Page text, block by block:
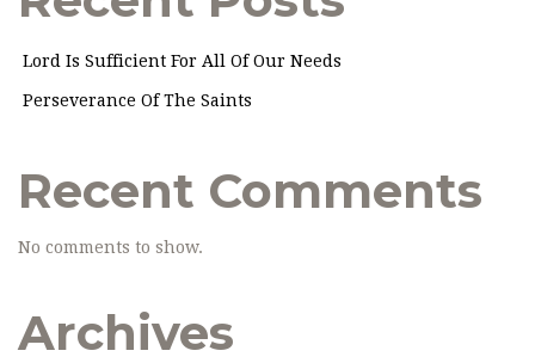
Lord Is Sufficient For All Of Our Needs
Perseverance Of The Saints
Recent Comments
No comments to show.
Archives